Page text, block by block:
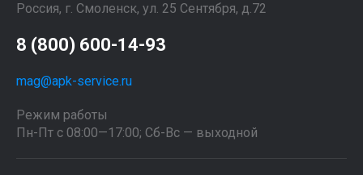
Россия, г. Смоленск, ул. 25 Сентября, д.72
8 (800) 600-14-93
mag@apk-service.ru
Режим работы
Пн-Пт с 08:00—17:00; Сб-Вс — выходной